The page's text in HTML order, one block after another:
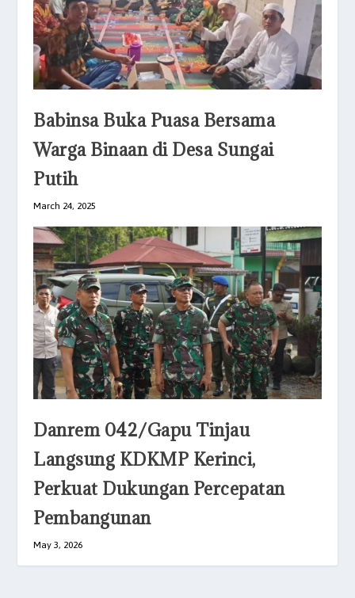
Babinsa Buka Puasa Bersama
Warga Binaan di Desa Sungai
Putih
March 24, 2025
Danrem 042/Gapu Tinjau
Langsung KDKMP Kerinci,
Perkuat Dukungan Percepatan
Pembangunan
May 3, 2026